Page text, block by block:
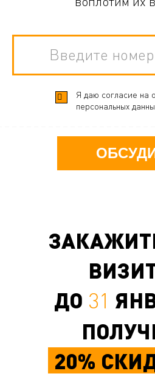
Я даю согласие на
персональных
ДО 31
20%